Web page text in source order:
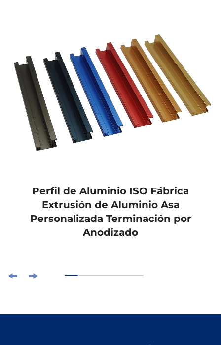
Perfil de Aluminio ISO Fábrica
Extrusión de Aluminio Asa
Personalizada Terminación por
Anodizado